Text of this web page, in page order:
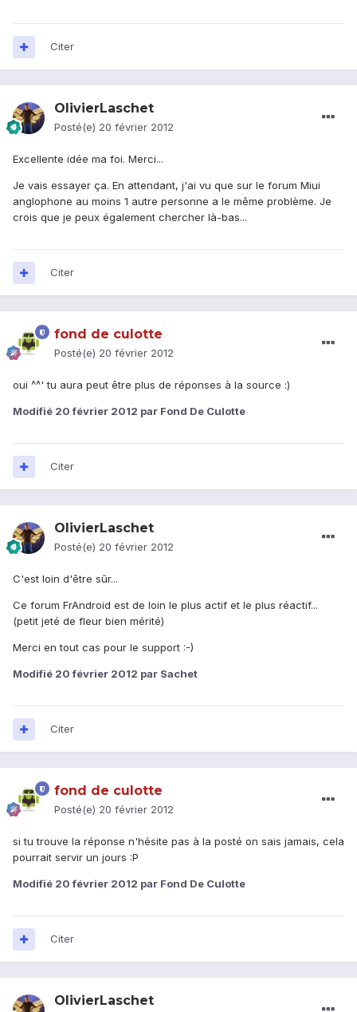
Citer
OlivierLaschet
Posté(e) 20 février 2012
Excellente idée ma foi. Merci...
Je vais essayer ça. En attendant, j'ai vu que sur le forum Miui
anglophone au moins 1 autre personne a le même problème. Je
crois que je peux également chercher là-bas...
Citer
fond de culotte
Posté(e) 20 février 2012
oui ^^' tu aura peut être plus de réponses à la source :)
Modifié 20 février 2012 par Fond De Culotte
Citer
OlivierLaschet
Posté(e) 20 février 2012
C'est loin d'être sûr...
Ce forum FrAndroid est de loin le plus actif et le plus réactif...
(petit jeté de fleur bien mérité)
Merci en tout cas pour le support :-)
Modifié 20 février 2012 par Sachet
Citer
fond de culotte
Posté(e) 20 février 2012
si tu trouve la réponse n'hésite pas à la posté on sais jamais, cela
pourrait servir un jours :P
Modifié 20 février 2012 par Fond De Culotte
Citer
OlivierLaschet